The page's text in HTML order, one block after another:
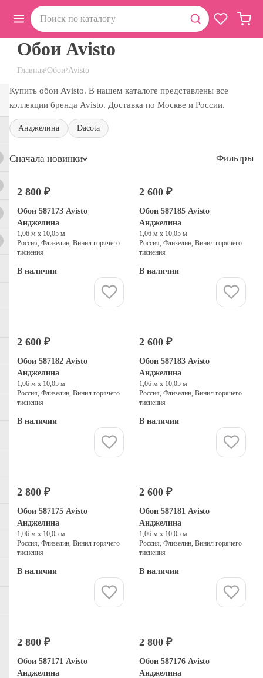
Главная›Обои›Avisto
Обои Avisto
Купить обои Avisto. В нашем каталоге представлены все
коллекции бренда Avisto. Доставка по Москве и России.
Анджелина Dacota
Сначала новинки Фильтры
2 800 ₽
Обои 587173 Avisto
Анджелина
1,06 м х 10,05 м
Россия, Флизелин, Винил горячего
тиснения
В наличии
2 600 ₽
Обои 587185 Avisto
Анджелина
1,06 м х 10,05 м
Россия, Флизелин, Винил горячего
тиснения
В наличии
2 600 ₽
Обои 587182 Avisto
Анджелина
1,06 м х 10,05 м
Россия, Флизелин, Винил горячего
тиснения
В наличии
2 600 ₽
Обои 587183 Avisto
Анджелина
1,06 м х 10,05 м
Россия, Флизелин, Винил горячего
тиснения
В наличии
2 800 ₽
Обои 587175 Avisto
Анджелина
1,06 м х 10,05 м
Россия, Флизелин, Винил горячего
тиснения
В наличии
2 600 ₽
Обои 587181 Avisto
Анджелина
1,06 м х 10,05 м
Россия, Флизелин, Винил горячего
тиснения
В наличии
2 800 ₽
Обои 587171 Avisto
Анджелина
2 800 ₽
Обои 587176 Avisto
Анджелина